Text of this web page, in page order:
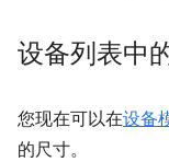
设备列表中
您现在可以在设备
的尺寸。